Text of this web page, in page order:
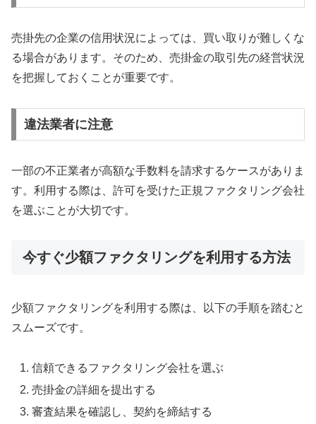
売掛先の企業の信用状況によっては、買い取りが難しくな
る場合があります。そのため、売掛金の取引先の経営状況
を把握しておくことが重要です。
違法業者に注意
一部の不正業者が高額な手数料を請求するケースがありま
す。利用する際は、許可を受けた正規ファクタリング会社
を選ぶことが大切です。
今すぐ少額ファクタリングを利用する方法
少額ファクタリングを利用する際は、以下の手順を踏むと
スムーズです。
信頼できるファクタリング会社を選ぶ
売掛金の詳細を提出する
審査結果を確認し、契約を締結する